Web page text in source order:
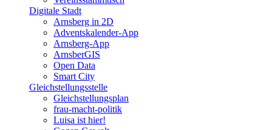
Digitale Stadt
Arnsberg in 2D
Adventskalender-App
Arnsberg-App
ArnsberGIS
Open Data
Smart City
Gleichstellungsstelle
Gleichstellungsplan
frau-macht-politik
Luisa ist hier!